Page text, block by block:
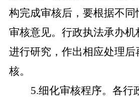
构完成审核后，要根据不
审核意见。行政执法承办
进行研究，作出相应处理后
核。
5.细化审核程序。各行